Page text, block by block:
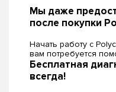
Мы даже
после покупки
Начать работу с
вам потребуется
Бесплатная
всегда!